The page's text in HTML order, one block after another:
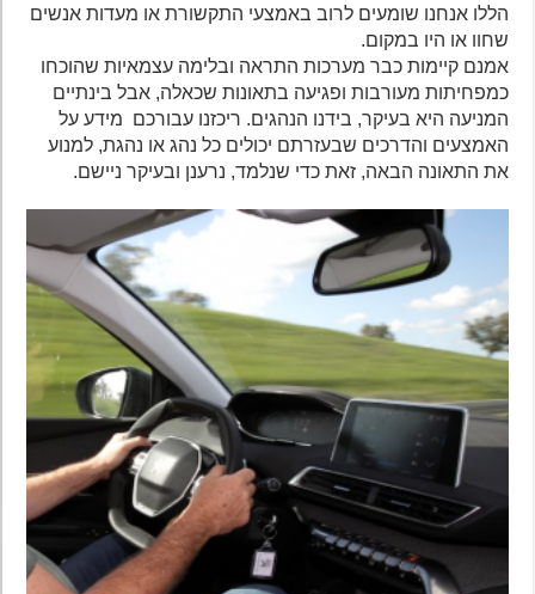
הללו אנחנו שומעים לרוב באמצעי התקשורת או מעדות אנשים
שחוו או היו במקום.
אמנם קיימות כבר מערכות התראה ובלימה עצמאיות שהוכחו
כמפחיתות מעורבות ופגיעה בתאונות שכאלה, אבל בינתיים
המניעה היא בעיקר, בידנו הנהגים. ריכזנו עבורכם מידע על
האמצעים והדרכים שבעזרתם יכולים כל נהג או נהגת, למנוע
את התאונה הבאה, זאת כדי שנלמד, נרענן ובעיקר ניישם.